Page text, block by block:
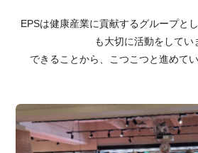
EPSは健康産業に貢献するグループと
も大切に活動をしてい
できることから、こつこつと進めて